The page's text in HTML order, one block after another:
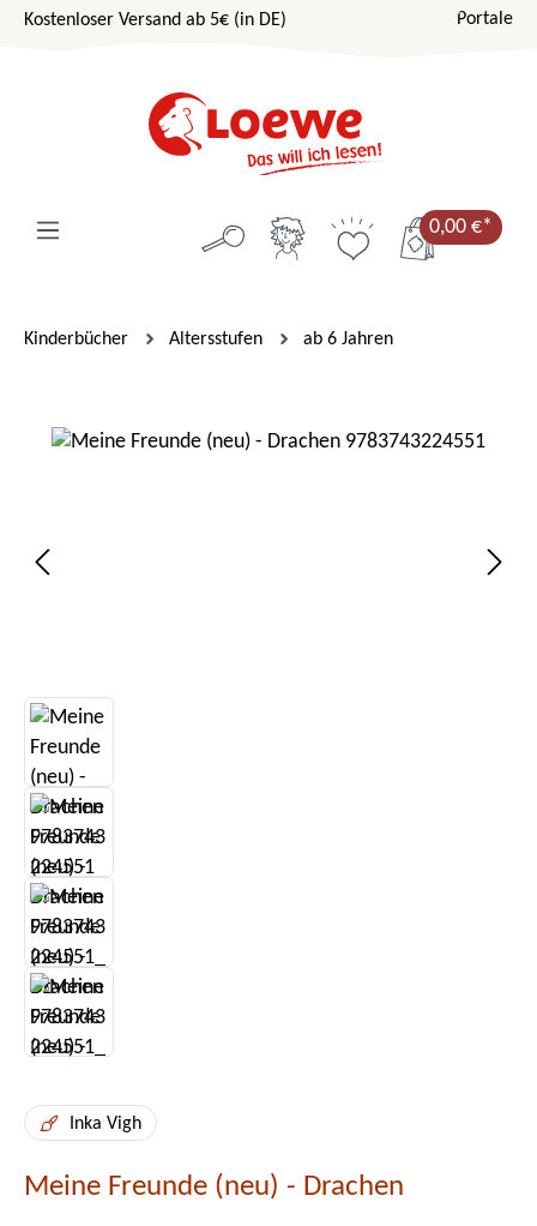
Zum Hauptinhalt springen
Kostenloser Versand ab 5€ (in DE) Portale
0,00 €*
Kinderbücher Altersstufen ab 6 Jahren
Bildergalerie überspringen
Inka Vigh
Meine Freunde (neu) - Drachen